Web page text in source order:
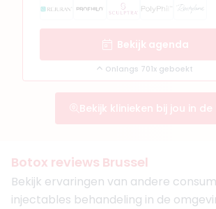
Bekijk agenda
Onlangs 701x geboekt
Bekijk klinieken bij jou in
Botox reviews Brussel
Bekijk ervaringen van andere
injectables behandeling in de